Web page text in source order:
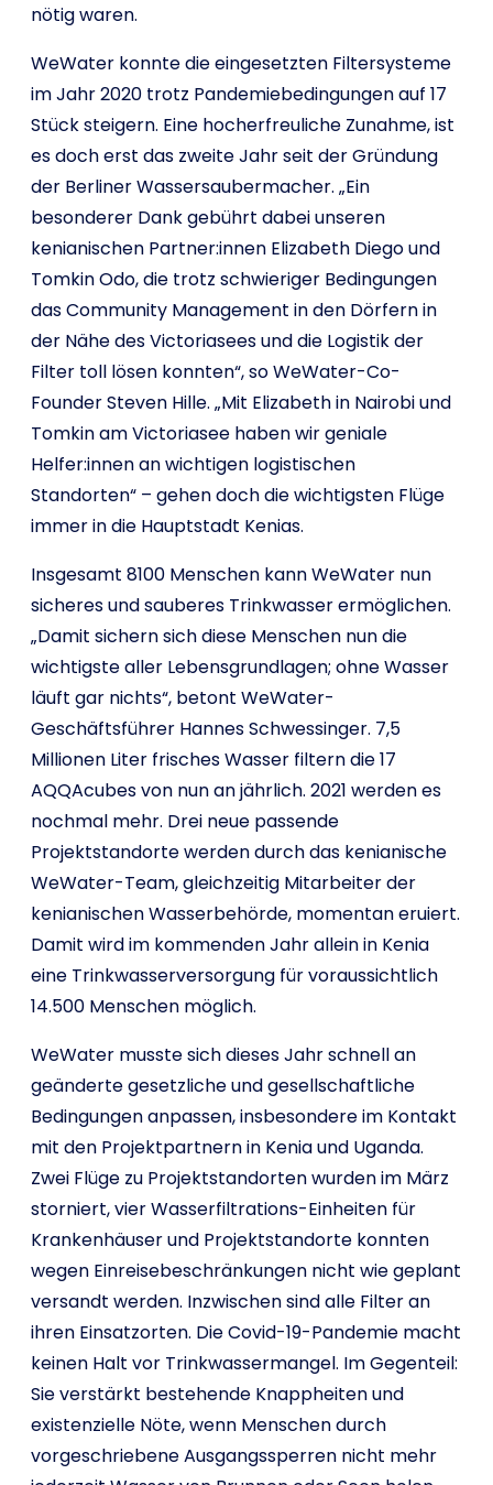
nötig waren.
WeWater konnte die eingesetzten Filtersysteme
im Jahr 2020 trotz Pandemiebedingungen auf 17
Stück steigern. Eine hocherfreuliche Zunahme, ist
es doch erst das zweite Jahr seit der Gründung
der Berliner Wassersaubermacher. „Ein
besonderer Dank gebührt dabei unseren
kenianischen Partner:innen Elizabeth Diego und
Tomkin Odo, die trotz schwieriger Bedingungen
das Community Management in den Dörfern in
der Nähe des Victoriasees und die Logistik der
Filter toll lösen konnten“, so WeWater-Co-
Founder Steven Hille. „Mit Elizabeth in Nairobi und
Tomkin am Victoriasee haben wir geniale
Helfer:innen an wichtigen logistischen
Standorten“ – gehen doch die wichtigsten Flüge
immer in die Hauptstadt Kenias.
Insgesamt 8100 Menschen kann WeWater nun
sicheres und sauberes Trinkwasser ermöglichen.
„Damit sichern sich diese Menschen nun die
wichtigste aller Lebensgrundlagen; ohne Wasser
läuft gar nichts“, betont WeWater-
Geschäftsführer Hannes Schwessinger. 7,5
Millionen Liter frisches Wasser filtern die 17
AQQAcubes von nun an jährlich. 2021 werden es
nochmal mehr. Drei neue passende
Projektstandorte werden durch das kenianische
WeWater-Team, gleichzeitig Mitarbeiter der
kenianischen Wasserbehörde, momentan eruiert.
Damit wird im kommenden Jahr allein in Kenia
eine Trinkwasserversorgung für voraussichtlich
14.500 Menschen möglich.
WeWater musste sich dieses Jahr schnell an
geänderte gesetzliche und gesellschaftliche
Bedingungen anpassen, insbesondere im Kontakt
mit den Projektpartnern in Kenia und Uganda.
Zwei Flüge zu Projektstandorten wurden im März
storniert, vier Wasserfiltrations-Einheiten für
Krankenhäuser und Projektstandorte konnten
wegen Einreisebeschränkungen nicht wie geplant
versandt werden. Inzwischen sind alle Filter an
ihren Einsatzorten. Die Covid-19-Pandemie macht
keinen Halt vor Trinkwassermangel. Im Gegenteil:
Sie verstärkt bestehende Knappheiten und
existenzielle Nöte, wenn Menschen durch
vorgeschriebene Ausgangssperren nicht mehr